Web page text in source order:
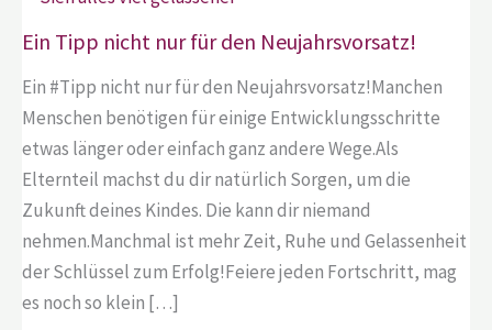
Ein Tipp nicht nur für den Neujahrsvorsatz!
Ein #Tipp nicht nur für den Neujahrsvorsatz!Manchen
Menschen benötigen für einige Entwicklungsschritte
etwas länger oder einfach ganz andere Wege.Als
Elternteil machst du dir natürlich Sorgen, um die
Zukunft deines Kindes. Die kann dir niemand
nehmen.Manchmal ist mehr Zeit, Ruhe und Gelassenheit
der Schlüssel zum Erfolg!Feiere jeden Fortschritt, mag
es noch so klein […]